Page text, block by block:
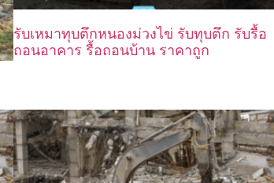
รับเหมาทุบตึกหนองม่วงไข่ รับทุบตึก รับรื้อ
ถอนอาคาร รื้อถอนบ้าน ราคาถูก